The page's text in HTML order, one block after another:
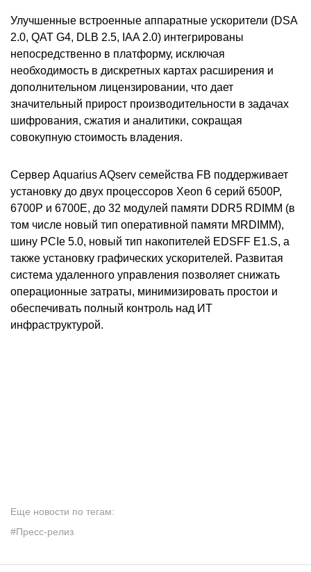
Улучшенные встроенные аппаратные ускорители (DSA
2.0, QAT G4, DLB 2.5, IAA 2.0) интегрированы
непосредственно в платформу, исключая
необходимость в дискретных картах расширения и
дополнительном лицензировании, что дает
значительный прирост производительности в задачах
шифрования, сжатия и аналитики, сокращая
совокупную стоимость владения.
Сервер Aquarius AQserv семейства FB поддерживает
установку до двух процессоров Xeon 6 серий 6500P,
6700P и 6700E, до 32 модулей памяти DDR5 RDIMM (в
том числе новый тип оперативной памяти MRDIMM),
шину PCIe 5.0, новый тип накопителей EDSFF E1.S, а
также установку графических ускорителей. Развитая
система удаленного управления позволяет снижать
операционные затраты, минимизировать простои и
обеспечивать полный контроль над ИТ
инфраструктурой.
Еще новости по тегам:
#Пресс-релиз